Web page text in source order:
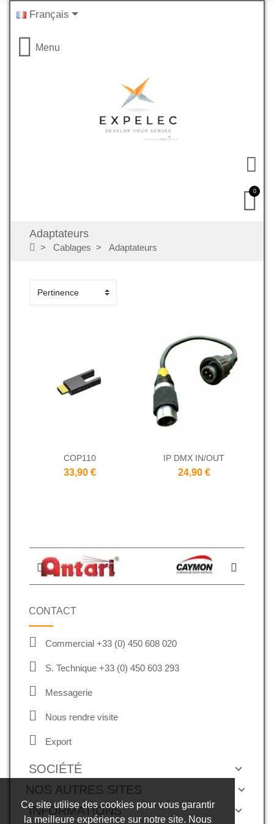
Ce site utilise des cookies pour vous garantir
la meilleure expérience sur notre site. Nous
Français
Menu
0
Adaptateurs
Cablages Adaptateurs
COP110
33,90 €
IP DMX IN/OUT
24,90 €
CONTACT
Commercial +33 (0) 450 608 020
S. Technique +33 (0) 450 603 293
Messagerie
Nous rendre visite
Export
SOCIÉTÉ
NOS AUTRES SITES
INFORMATIONS